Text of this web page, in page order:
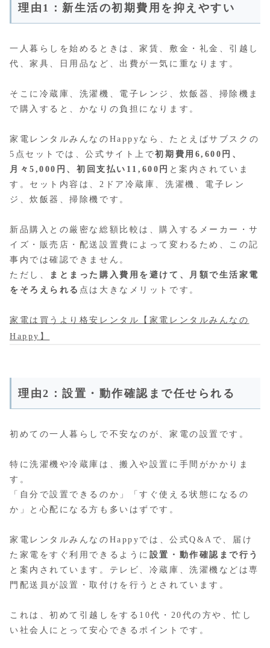
理由1：新生活の初期費用を抑えやすい
一人暮らしを始めるときは、家賃、敷金・礼金、引越し
代、家具、日用品など、出費が一気に重なります。
そこに冷蔵庫、洗濯機、電子レンジ、炊飯器、掃除機ま
で購入すると、かなりの負担になります。
家電レンタルみんなのHappyなら、たとえばサブスクの
5点セットでは、公式サイト上で初期費用6,600円、
月々5,000円、初回支払い11,600円 と案内されていま
す。セット内容は、2ドア冷蔵庫、洗濯機、電子レン
ジ、炊飯器、掃除機です。
新品購入との厳密な総額比較は、購入するメーカー・サ
イズ・販売店・配送設置費によって変わるため、この記
事内では確認できません。
ただし、
まとまった購入費用を避けて、月額で生活家電
をそろえられる 点は大きなメリットです。
家電は買うより格安レンタル【家電レンタルみんなの
Happy】
理由2：設置・動作確認まで任せられる
初めての一人暮らしで不安なのが、家電の設置です。
特に洗濯機や冷蔵庫は、搬入や設置に手間がかかりま
す。
「自分で設置できるのか」「すぐ使える状態になるの
か」と心配になる方も多いはずです。
家電レンタルみんなのHappyでは、公式Q&Aで、届け
た家電をすぐ利用できるように 設置・動作確認まで行う
と案内されています。テレビ、冷蔵庫、洗濯機などは専
門配送員が設置・取付けを行うとされています。
これは、初めて引越しをする10代・20代の方や、忙し
い社会人にとって安心できるポイントです。